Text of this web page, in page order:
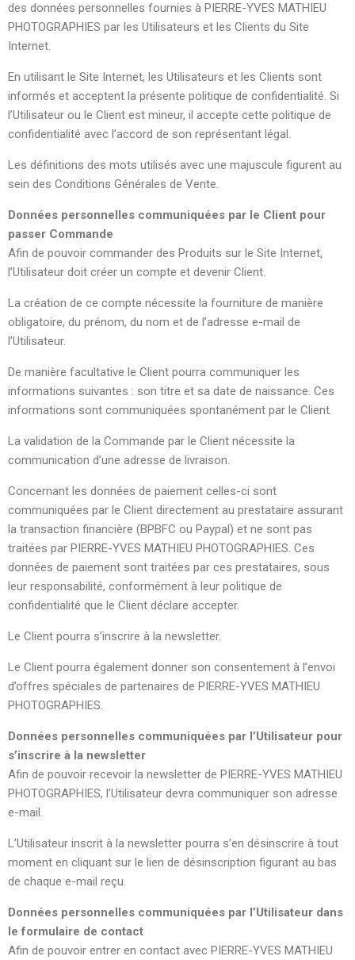
des données personnelles fournies à PIERRE-YVES MATHIEU
PHOTOGRAPHIES par les Utilisateurs et les Clients du Site
Internet.
En utilisant le Site Internet, les Utilisateurs et les Clients sont
informés et acceptent la présente politique de confidentialité. Si
l’Utilisateur ou le Client est mineur, il accepte cette politique de
confidentialité avec l’accord de son représentant légal.
Les définitions des mots utilisés avec une majuscule figurent au
sein des Conditions Générales de Vente.
Données personnelles communiquées par le Client pour
passer Commande
Afin de pouvoir commander des Produits sur le Site Internet,
l’Utilisateur doit créer un compte et devenir Client.
La création de ce compte nécessite la fourniture de manière
obligatoire, du prénom, du nom et de l’adresse e-mail de
l’Utilisateur.
De manière facultative le Client pourra communiquer les
informations suivantes : son titre et sa date de naissance. Ces
informations sont communiquées spontanément par le Client.
La validation de la Commande par le Client nécessite la
communication d’une adresse de livraison.
Concernant les données de paiement celles-ci sont
communiquées par le Client directement au prestataire assurant
la transaction financière (BPBFC ou Paypal) et ne sont pas
traitées par PIERRE-YVES MATHIEU PHOTOGRAPHIES. Ces
données de paiement sont traitées par ces prestataires, sous
leur responsabilité, conformément à leur politique de
confidentialité que le Client déclare accepter.
Le Client pourra s’inscrire à la newsletter.
Le Client pourra également donner son consentement à l’envoi
d’offres spéciales de partenaires de PIERRE-YVES MATHIEU
PHOTOGRAPHIES.
Données personnelles communiquées par l’Utilisateur pour
s’inscrire à la newsletter
Afin de pouvoir recevoir la newsletter de PIERRE-YVES MATHIEU
PHOTOGRAPHIES, l’Utilisateur devra communiquer son adresse
e-mail.
L’Utilisateur inscrit à la newsletter pourra s’en désinscrire à tout
moment en cliquant sur le lien de désinscription figurant au bas
de chaque e-mail reçu.
Données personnelles communiquées par l’Utilisateur dans
le formulaire de contact
Afin de pouvoir entrer en contact avec PIERRE-YVES MATHIEU